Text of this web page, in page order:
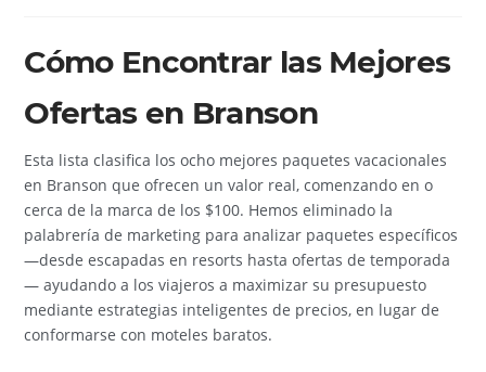
Cómo Encontrar las Mejores
Ofertas en Branson
Esta lista clasifica los ocho mejores paquetes vacacionales
en Branson que ofrecen un valor real, comenzando en o
cerca de la marca de los $100. Hemos eliminado la
palabrería de marketing para analizar paquetes específicos
—desde escapadas en resorts hasta ofertas de temporada
— ayudando a los viajeros a maximizar su presupuesto
mediante estrategias inteligentes de precios, en lugar de
conformarse con moteles baratos.